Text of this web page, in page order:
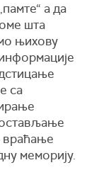
а да
шта
њихову
са
враћање
меморију.